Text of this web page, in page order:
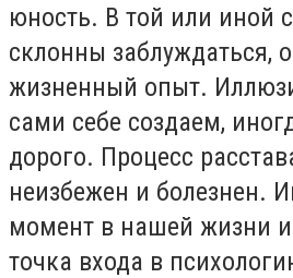
юность. В той или иной
склонны заблуждаться,
жизненный опыт.
сами себе создаем,
дорого. Процесс
неизбежен и болезнен.
момент в нашей жизни и
точка входа в